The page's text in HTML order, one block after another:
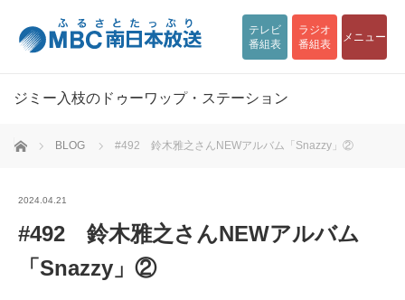
テレビ
番組表
ラジオ
番組表
メニュー
ジミー入枝のドゥーワップ・ステーション
ホーム BLOG #492 鈴木雅之さんNEWアルバム「Snazzy」②
2024.04.21
#492 鈴木雅之さんNEWアルバム
「Snazzy」②